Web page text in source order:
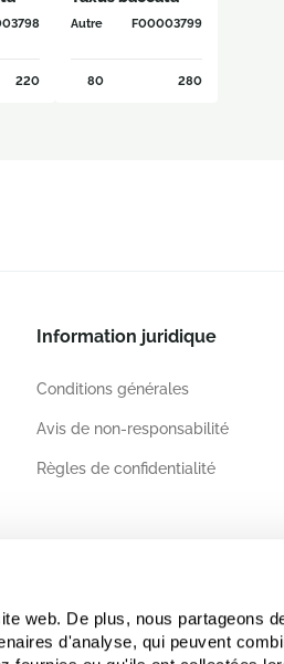
web. De plus, nous partageons
d'analyse, qui peuvent
220
Autre F00003799
80 280
Information juridique
Conditions générales
Avis de non-responsabilité
Règles de confidentialité